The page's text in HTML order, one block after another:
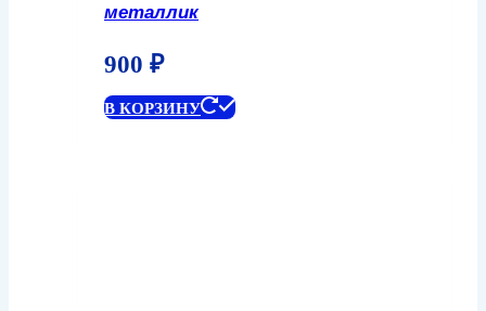
металлик
900 ₽
В КОРЗИНУ